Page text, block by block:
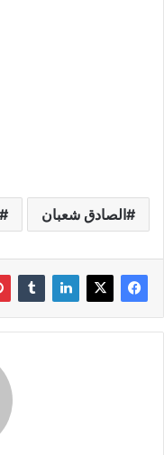
الصادق شعبان